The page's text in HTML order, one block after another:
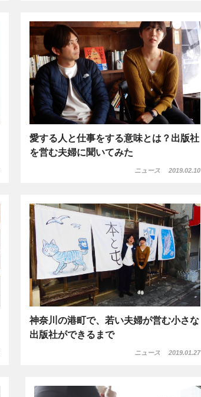
愛する人と仕事をする意味とは？出版社
を営む夫婦に聞いてみた
ニュース 2019.02.10
神奈川の港町で、若い夫婦が営む小さな
出版社ができるまで
ニュース 2019.01.27